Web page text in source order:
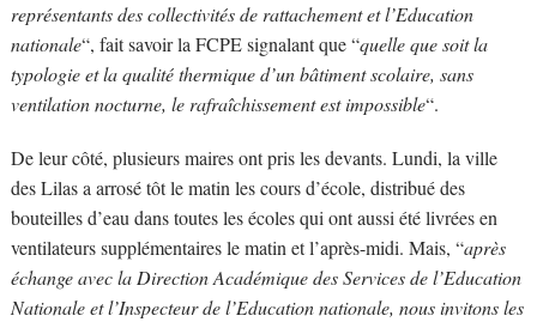
représentants des collectivités de rattachement et l’Education
nationale“, fait savoir la FCPE signalant que “quelle que soit la
typologie et la qualité thermique d’un bâtiment scolaire, sans
ventilation nocturne, le rafraîchissement est impossible“.
De leur côté, plusieurs maires ont pris les devants. Lundi, la ville
des Lilas a arrosé tôt le matin les cours d’école, distribué des
bouteilles d’eau dans toutes les écoles qui ont aussi été livrées en
ventilateurs supplémentaires le matin et l’après-midi. Mais, “après
échange avec la Direction Académique des Services de l’Education
Nationale et l’Inspecteur de l’Education nationale, nous invitons les